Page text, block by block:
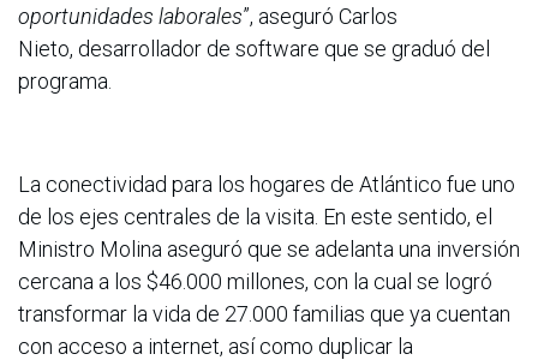
oportunidades laborales”, aseguró Carlos
Nieto, desarrollador de software que se graduó del
programa.
La conectividad para los hogares de Atlántico fue uno
de los ejes centrales de la visita. En este sentido, el
Ministro Molina aseguró que se adelanta una inversión
cercana a los $46.000 millones, con la cual se logró
transformar la vida de 27.000 familias que ya cuentan
con acceso a internet, así como duplicar la